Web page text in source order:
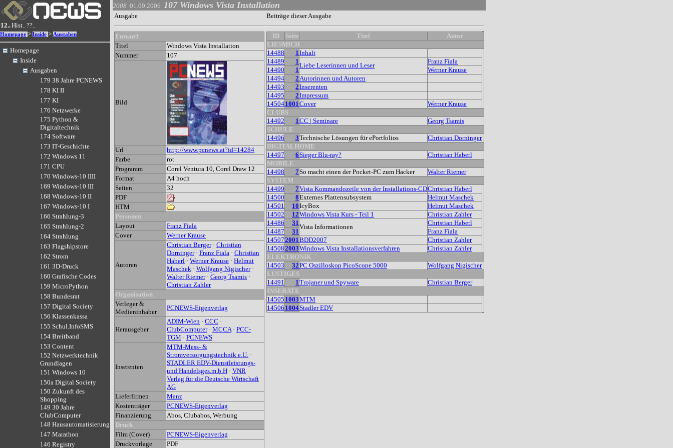
12..Hist..??..
Homepage > Inside > Ausgaben
Homepage
Inside
Ausgaben
179 38 Jahre PCNEWS
178 KI II
177 KI
176 Netzwerke
175 Python &
Digitaltechnik
174 Software
173 IT-Geschichte
172 Windows 11
171 CPU
170 Windows-10 IIII
169 Windows-10 III
168 Windows-10 II
167 Windows-10 I
166 Strahlung-3
165 Strahlung-2
164 Strahlung
163 Flagshipstore
162 Strom
161 3D-Druck
160 Grafische Codes
159 MicroPython
158 Bundesrat
157 Digital Society
156 Klassenkassa
155 Schul.InfoSMS
154 Breitband
153 Content
152 Netzwerktechnik
Grundlagen
151 Windows 10
150a Digital Society
150 Zukunft des
Shopping
149 30 Jahre
ClubComputer
148 Hausautomatisierung
147 Marathon
146 Registry
2008 01.09.2006 107 Windows Vista Installation
Ausgabe Beiträge dieser Ausgabe
Entwurf
Titel
Windows Vista Installation
Nummer
107
Bild
Url
http://www.pcnews.at?id=14284
Farbe
rot
Programm
Corel Ventura 10, Corel Draw 12
Format
A4 hoch
Seiten
32
PDF
HTM
Personen
Layout
Franz Fiala
Cover
Werner Krause
Autoren
Christian Berger· Christian
Dorninger· Franz Fiala · Christian
Haberl · Werner Krause · Helmut
Maschek · Wolfgang Nigischer·
Walter Riemer· Georg Tsamis ·
Christian Zahler
Organisation
Verleger &
Medieninhaber
PCNEWS-Eigenverlag
Herausgeber
ADIM-Wien · CCC ·
ClubComputer· MCCA· PCC-
TGM · PCNEWS
Inserenten
MTM-Mess- &
Stromversorgungstechnik e.U. ·
STADLER EDV-Dienstleistungs-
und Handelsges.m.b.H · VNR
Verlag für die Deutsche Wirtschaft
AG
Lieferfirmen
Manz
Kostenträger
PCNEWS-Eigenverlag
Finanzierung
Abos, Clubabos, Werbung
Druck
Film (Cover)
PCNEWS-Eigenverlag
Druckvorlage
PDF
ID Seite Titel
Autor
LIESMICH
14488
1Inhalt
14489
1
Liebe Leserinnen und Leser
Franz Fiala
14490
1
Werner Krause
14494
2Autorinnen und Autoren
14493
2Inserenten
14495
2Impressum
145041001Cover
Werner Krause
CLUBS
14492
1CC | Seminare
Georg Tsamis
SCHULE
14496
3Technische Lösungen für ePortfolios
Christian Dorninger
DIGITALHOME
14497
6Sieger Blu-ray?
Christian Haberl
MOBILE
14498
7So macht einen der Pocket-PC zum Hacker
Walter Riemer
SYSTEM
14499
7Vista Kommandozeile von der Installations-CDChristian Haberl
14500
8Externes Plattensubsystem
Helmut Maschek
14501
10IcyBox
Helmut Maschek
14502
12Windows Vista Kurs - Teil 1
Christian Zahler
14486
31
Vista Informationen
Christian Haberl
14487
31
Franz Fiala
145072001BDD2007
Christian Zahler
145082003Windows Vista Installationsverfahren
Christian Zahler
ELEKTRONIK
14503
32PC Oszilloskop PicoScope 5000
Wolfgang Nigischer
LUSTIGES
14491
1Trojaner und Spyware
Christian Berger
INSERATE
14505 1003MTM
14506 1004Stadler EDV